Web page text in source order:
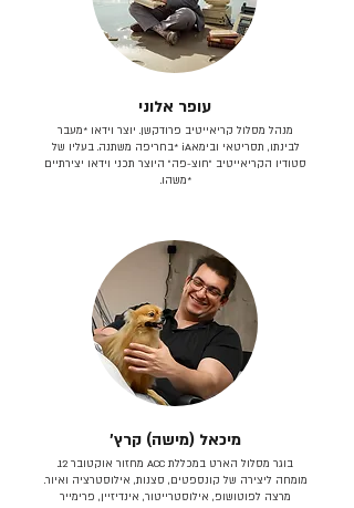
עופר אלוני
מנהל מסלול קריאייטיב פרודקשן. יוצר וידאו *מעבר
לבינתו, תסריטאי וב​ימאiA‎ *בחריפה משתנה. בעליו של
סטודיו הקריאייטיב ״חוצ-פה״ היוצר תכני וידאו יצירתיים
*משהו.
מיכאל (מישה) קרץ׳
בוגר מסלול הארט במכללת ACC מחזור אוקטובר 12.
מומחה ליצירה של קונספטים, סצנות, אילוסטרציה ואיור.
מרצה לפוטושופ, אילוסטרייטור, אינדיזיין, פרימייר